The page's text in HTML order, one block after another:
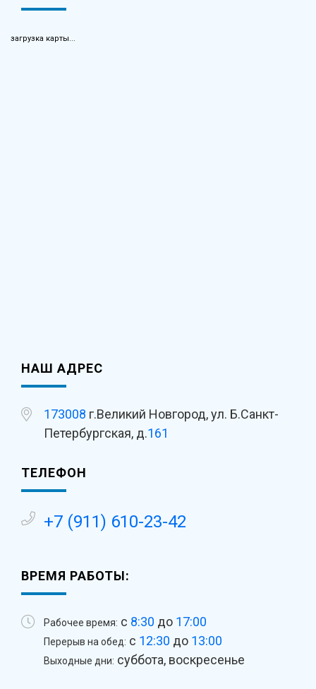
загрузка карты...
НАШ АДРЕС
173008 г.Великий Новгород, ул. Б.Санкт-
Петербургская, д.161
ТЕЛЕФОН
+7 (911) 610-23-42
ВРЕМЯ РАБОТЫ:
Рабочее время: с 8:30 до 17:00
Перерыв на обед: с 12:30 до 13:00
Выходные дни: суббота, воскресенье